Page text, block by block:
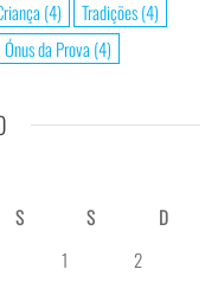
(4) Tradições(4)
Ónus da Prova (4)
S S
D
1
2